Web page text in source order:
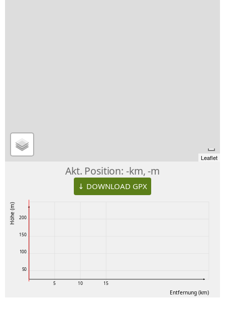
Leaflet
Akt. Position: -km, -m
↓ DOWNLOAD GPX
50
100
150
200
5 10 15
Entfernung (km)
Höhe (m)